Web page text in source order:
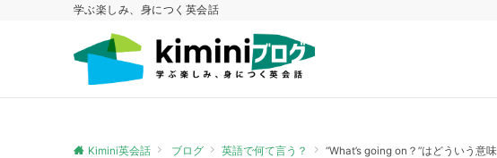
学ぶ楽しみ、身につく英会話
Kimini英会話 ブログ 英語で何て言う？ “What’s going on？”はどういう意